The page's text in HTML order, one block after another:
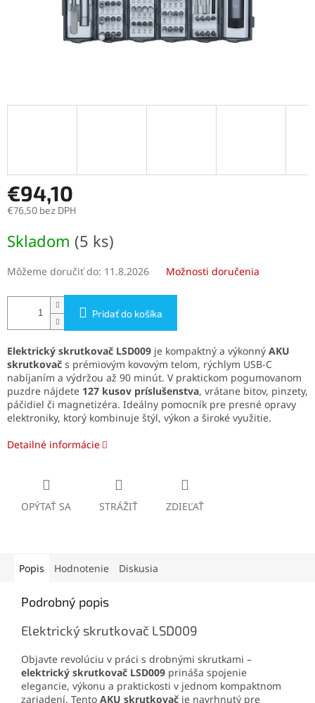
€94,10
€76,50 bez DPH
cena:
Skladom (5 ks)
Môžeme doručiť do: 11.8.2026 Možnosti doručenia
Pridať do košíka
Elektrický skrutkovač LSD009 je kompaktný a výkonný AKU
skrutkovač s prémiovým kovovým telom, rýchlym USB-C
nabíjaním a výdržou až 90 minút. V praktickom pogumovanom
puzdre nájdete 127 kusov príslušenstva, vrátane bitov, pinzety,
páčidiel či magnetizéra. Ideálny pomocník pre presné opravy
elektroniky, ktorý kombinuje štýl, výkon a široké využitie.
Detailné informácie
OPÝTAŤ SA STRÁŽIŤ ZDIEĽAŤ
Popis Hodnotenie Diskusia
Podrobný popis
Elektrický skrutkovač LSD009
Objavte revolúciu v práci s drobnými skrutkami –
elektrický skrutkovač LSD009 prináša spojenie
elegancie, výkonu a praktickosti v jednom kompaktnom
zariadení. Tento AKU skrutkovač je navrhnutý pre